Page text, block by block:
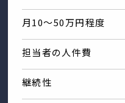
月10〜50万円程度
担当者の人件費
継続性